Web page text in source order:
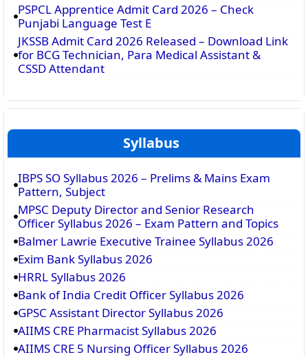
PSPCL Apprentice Admit Card 2026 – Check
Punjabi Language Test E
JKSSB Admit Card 2026 Released – Download Link
for BCG Technician, Para Medical Assistant &
CSSD Attendant
Syllabus
IBPS SO Syllabus 2026 – Prelims & Mains Exam
Pattern, Subject
MPSC Deputy Director and Senior Research
Officer Syllabus 2026 – Exam Pattern and Topics
Balmer Lawrie Executive Trainee Syllabus 2026
Exim Bank Syllabus 2026
HRRL Syllabus 2026
Bank of India Credit Officer Syllabus 2026
GPSC Assistant Director Syllabus 2026
AIIMS CRE Pharmacist Syllabus 2026
AIIMS CRE 5 Nursing Officer Syllabus 2026